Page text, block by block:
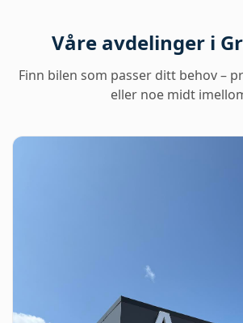
Våre avdelinger i
Finn bilen som passer ditt behov –
eller noe midt